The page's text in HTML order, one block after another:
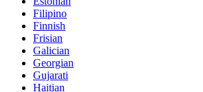
Filipino
Finnish
Frisian
Galician
Georgian
Gujarati
Haitian